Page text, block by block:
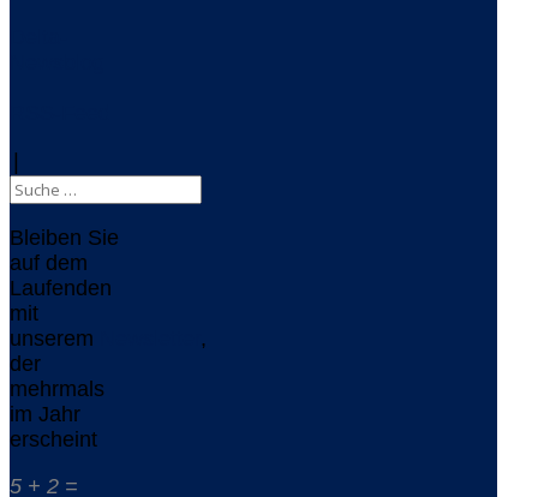
|
Bleiben Sie
auf dem
Laufenden
mit
unserem
,
der
mehrmals
im Jahr
erscheint
5 + 2 =